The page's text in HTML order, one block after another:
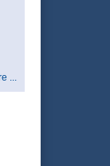
...